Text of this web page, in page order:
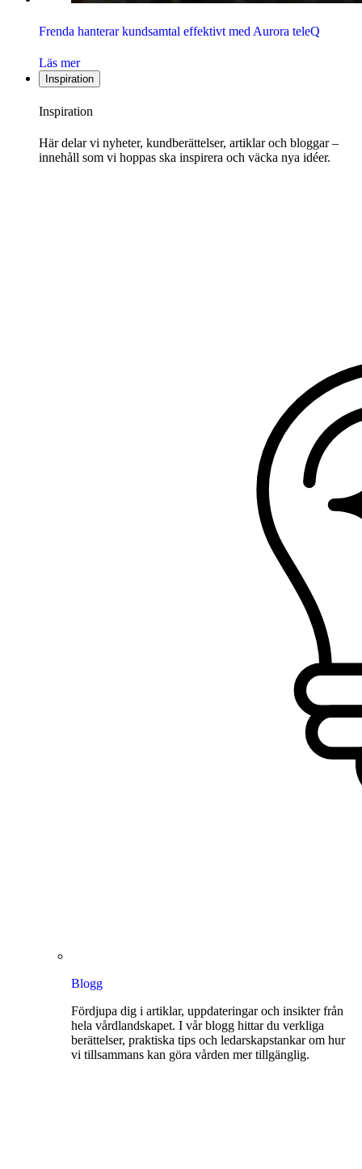
Frenda hanterar kundsamtal effektivt med Aurora teleQ
Läs mer
Inspiration
Inspiration
Här delar vi nyheter, kundberättelser, artiklar och bloggar –
innehåll som vi hoppas ska inspirera och väcka nya idéer.
Blogg
Fördjupa dig i artiklar, uppdateringar och insikter från
hela vårdlandskapet. I vår blogg hittar du verkliga
berättelser, praktiska tips och ledarskapstankar om hur
vi tillsammans kan göra vården mer tillgänglig.